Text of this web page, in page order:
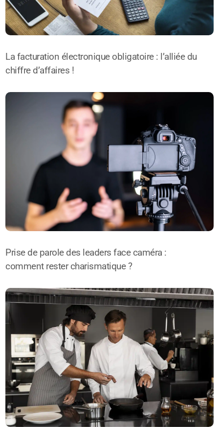
La facturation électronique obligatoire : l’alliée du
chiffre d’affaires !
Prise de parole des leaders face caméra :
comment rester charismatique ?